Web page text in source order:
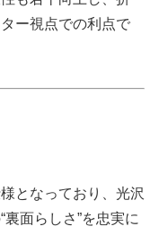
ー視点での利点で
となっており、光沢
面らしさ”を忠実に